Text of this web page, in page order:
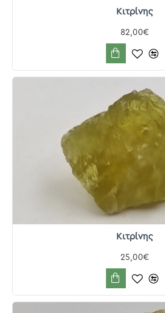
Κιτρίνης
82,00€
Κιτρίνης
25,00€